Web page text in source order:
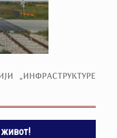
„ИНФРАСТРУКТУРЕ